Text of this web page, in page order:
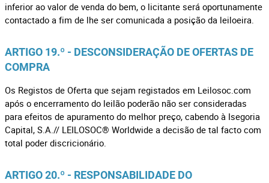
inferior ao valor de venda do bem, o licitante será oportunamente
contactado a fim de lhe ser comunicada a posição da leiloeira.
ARTIGO 19.º - DESCONSIDERAÇÃO DE OFERTAS DE
COMPRA
Os Registos de Oferta que sejam registados em Leilosoc.com
após o encerramento do leilão poderão não ser consideradas
para efeitos de apuramento do melhor preço, cabendo à Isegoria
Capital, S.A.// LEILOSOC® Worldwide a decisão de tal facto com
total poder discricionário.
ARTIGO 20.º - RESPONSABILIDADE DO